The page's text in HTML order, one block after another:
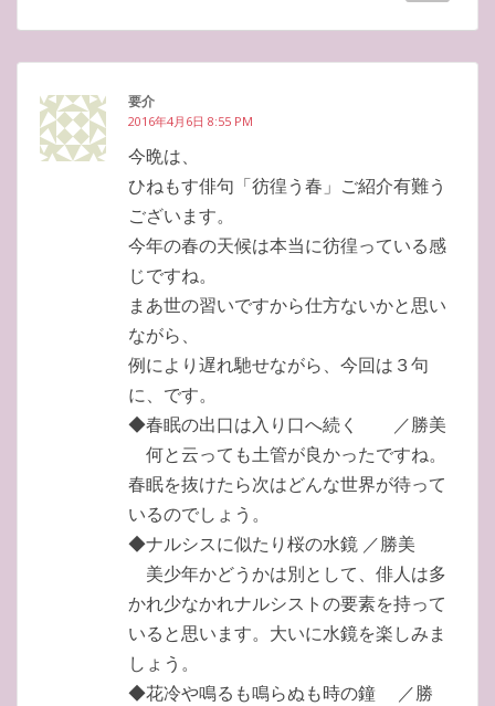
要介
2016年4月6日 8:55 PM
今晩は、
ひねもす俳句「彷徨う春」ご紹介有難う
ございます。
今年の春の天候は本当に彷徨っている感
じですね。
まあ世の習いですから仕方ないかと思い
ながら、
例により遅れ馳せながら、今回は３句
に、です。
◆春眠の出口は入り口へ続く ／勝美
何と云っても土管が良かったですね。
春眠を抜けたら次はどんな世界が待って
いるのでしょう。
◆ナルシスに似たり桜の水鏡 ／勝美
美少年かどうかは別として、俳人は多
かれ少なかれナルシストの要素を持って
いると思います。大いに水鏡を楽しみま
しょう。
◆花冷や鳴るも鳴らぬも時の鐘 ／勝